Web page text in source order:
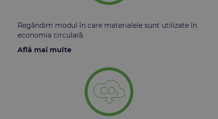
Regândim modul în care materialele sunt utilizate ȋn
economia circulară.
Află mai multe